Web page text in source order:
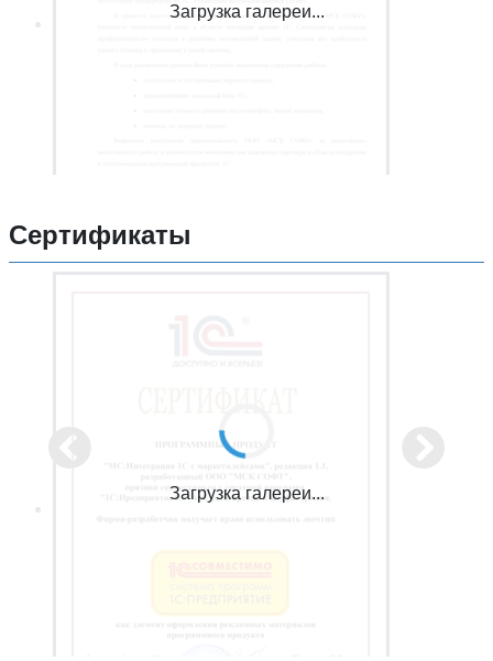
Загрузка галереи...
Сертификаты
Загрузка галереи...